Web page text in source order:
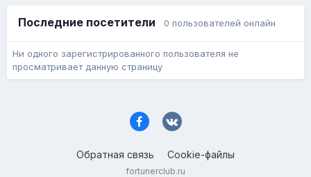
Последние посетители 0 пользователей онлайн
Ни одного зарегистрированного пользователя не
просматривает данную страницу
Обратная связь Cookie-файлы
fortunerclub.ru